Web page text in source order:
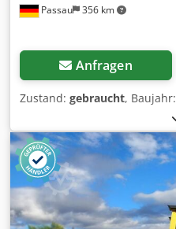
Passau 356 km
Anfragen
Zustand: gebraucht, Baujahr: